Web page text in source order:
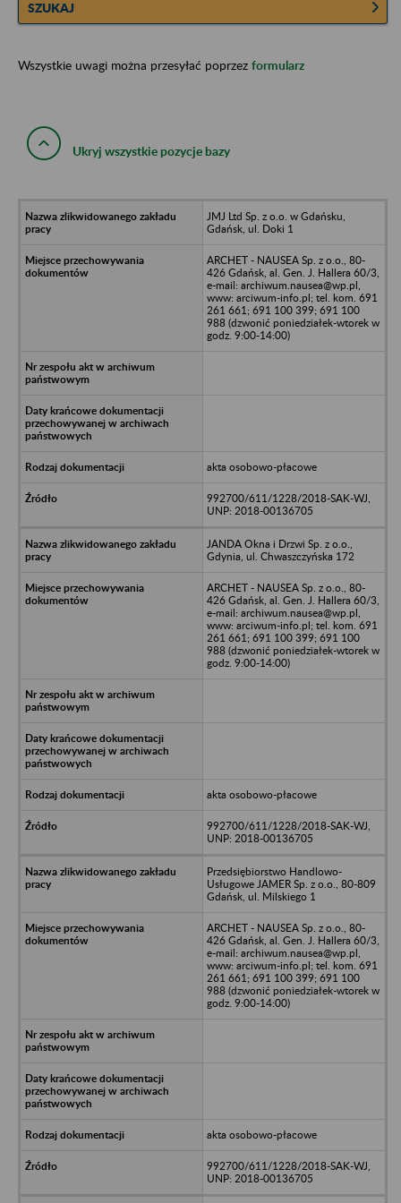
SZUKAJ
Wszystkie uwagi można przesyłać poprzez formularz
Ukryj wszystkie pozycje bazy
JMJ Ltd Sp. z o.o. w Gdańsku,
Gdańsk, ul. Doki 1
ARCHET - NAUSEA Sp. z o.o., 80-
426 Gdańsk, al. Gen. J. Hallera 60/3,
e-mail: archiwum.nausea@wp.pl,
www: arciwum-info.pl; tel. kom. 691
261 661; 691 100 399; 691 100
988 (dzwonić poniedziałek-wtorek w
godz. 9:00-14:00)
akta osobowo-płacowe
992700/611/1228/2018-SAK-WJ,
UNP: 2018-00136705
JANDA Okna i Drzwi Sp. z o.o.,
Gdynia, ul. Chwaszczyńska 172
ARCHET - NAUSEA Sp. z o.o., 80-
426 Gdańsk, al. Gen. J. Hallera 60/3,
e-mail: archiwum.nausea@wp.pl,
www: arciwum-info.pl; tel. kom. 691
261 661; 691 100 399; 691 100
988 (dzwonić poniedziałek-wtorek w
godz. 9:00-14:00)
akta osobowo-płacowe
992700/611/1228/2018-SAK-WJ,
UNP: 2018-00136705
Przedsiębiorstwo Handlowo-
Usługowe JAMER Sp. z o.o., 80-809
Gdańsk, ul. Milskiego 1
ARCHET - NAUSEA Sp. z o.o., 80-
426 Gdańsk, al. Gen. J. Hallera 60/3,
e-mail: archiwum.nausea@wp.pl,
www: arciwum-info.pl; tel. kom. 691
261 661; 691 100 399; 691 100
988 (dzwonić poniedziałek-wtorek w
godz. 9:00-14:00)
akta osobowo-płacowe
992700/611/1228/2018-SAK-WJ,
UNP: 2018-00136705